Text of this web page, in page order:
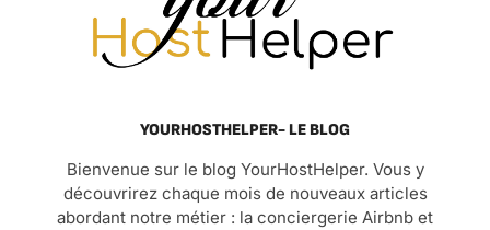
YOURHOSTHELPER- LE BLOG
Bienvenue sur le blog YourHostHelper. Vous y
découvrirez chaque mois de nouveaux articles
abordant notre métier : la conciergerie Airbnb et